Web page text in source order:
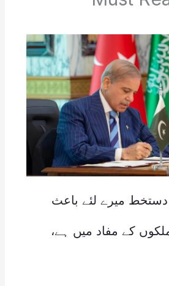
میرے لئے باعث
ملکوں کے مفاد میں ہے،